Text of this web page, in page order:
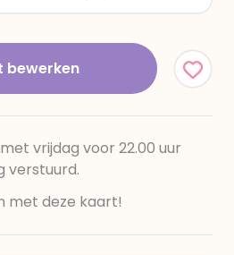
bewerken
vrijdag voor 22.00 uur
verstuurd.
met deze kaart!